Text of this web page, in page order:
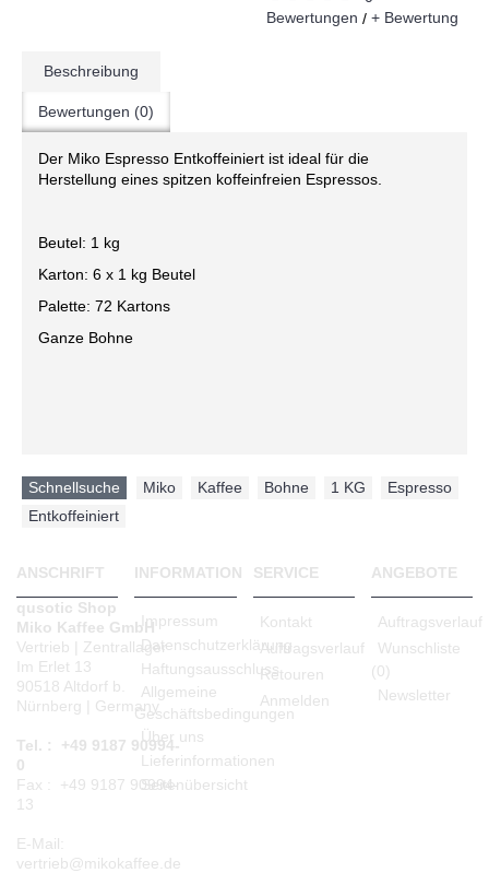
Bewertungen / + Bewertung
Beschreibung
Bewertungen (0)
Der Miko Espresso Entkoffeiniert ist ideal für die
Herstellung eines spitzen koffeinfreien Espressos.
Beutel: 1 kg
Karton: 6 x 1 kg Beutel
Palette: 72 Kartons
Ganze Bohne
Schnellsuche Miko Kaffee Bohne 1 KG Espresso
Entkoffeiniert
ANSCHRIFT
qusotic Shop
Miko Kaffee GmbH
Vertrieb | Zentrallager
Im Erlet 13
90518 Altdorf b.
Nürnberg | Germany
Tel. : +49 9187 90994-
0
Fax : +49 9187 90994-
13
E-Mail:
vertrieb@mikokaffee.de
INFORMATION
Impressum
Datenschutzerklärung
Haftungsausschluss
Allgemeine
Geschäftsbedingungen
Über uns
Lieferinformationen
Seitenübersicht
SERVICE
Kontakt
Auftragsverlauf
Retouren
Anmelden
ANGEBOTE
Auftragsverlauf
Wunschliste
(0)
Newsletter